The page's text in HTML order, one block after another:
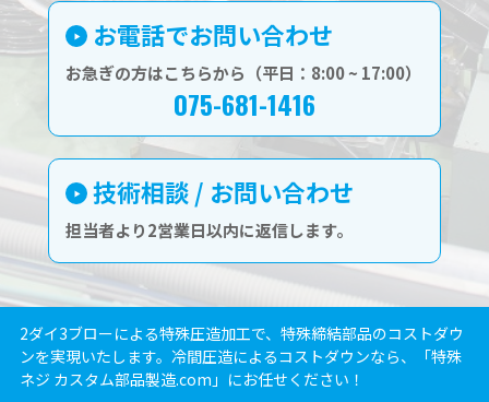
お電話でお問い合わせ
お急ぎの方はこちらから（平日：8:00 ~ 17:00）
075-681-1416
技術相談 / お問い合わせ
担当者より2営業日以内に返信します。
2ダイ3ブローによる特殊圧造加工で、特殊締結部品のコストダウ
ンを実現いたします。冷間圧造によるコストダウンなら、「特殊
ネジ カスタム部品製造.com」にお任せください！